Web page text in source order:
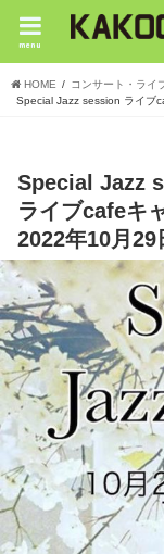
menu
HOME
コンサート・ライ
Special Jazz session ライブ
Special Jazz
ライブcafeキ
2022年10月29